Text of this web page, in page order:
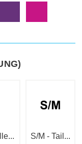
S/M - Tail...